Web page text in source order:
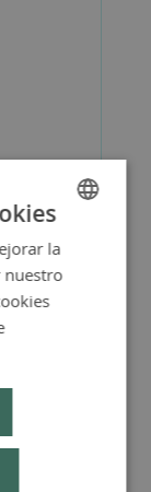
SPANISH
ENGLISH
la
nuestro